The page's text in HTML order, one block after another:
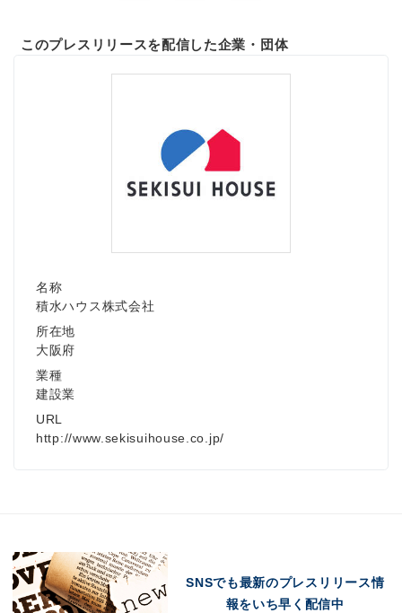
このプレスリリースを配信した企業・団体
名称
積水ハウス株式会社
所在地
大阪府
業種
建設業
URL
http://www.sekisuihouse.co.jp/
SNSでも最新のプレスリリース情
報をいち早く配信中